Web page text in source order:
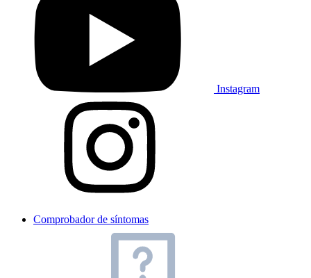
Instagram
Comprobador de síntomas